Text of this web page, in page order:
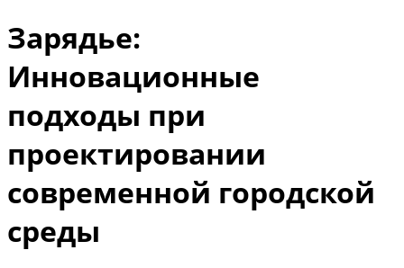
Зарядье:
Инновационные
подходы при
проектировании
современной городской
среды